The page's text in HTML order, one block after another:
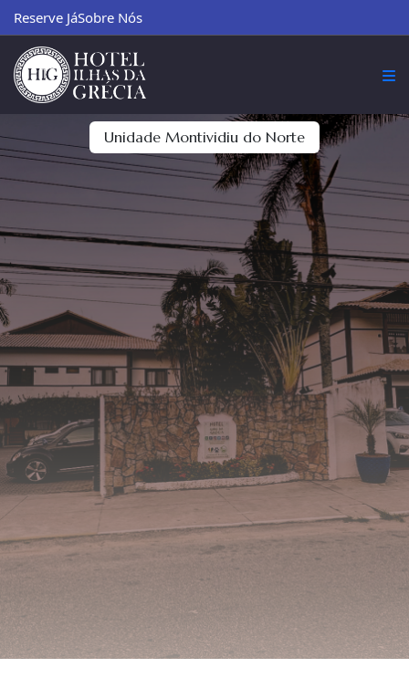
Reserve JáSobre Nós
Unidade Montividiu do Norte